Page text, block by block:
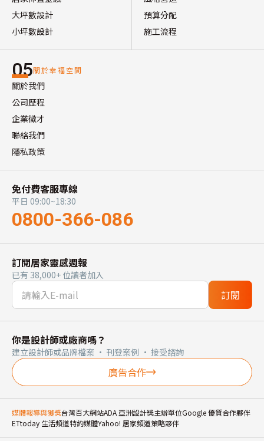
大坪數設計
小坪數設計
預算分配
施工流程
05關於幸福空間
關於我們
公司歷程
企業徵才
聯絡我們
隱私政策
免付費客服專線
平日 09:00~18:30
0800-366-086
訂閱居家靈感週報
已有 38,000+ 位讀者加入
訂閱
你是設計師或廠商嗎？
建立設計師或品牌檔案 · 刊登案例 · 接受諮詢
廣告合作
媒體報導與獲獎台灣百大網站ADA 亞洲設計獎主辦單位Google 優質合作夥伴
ETtoday 生活頻道特約媒體Yahoo! 居家頻道策略夥伴